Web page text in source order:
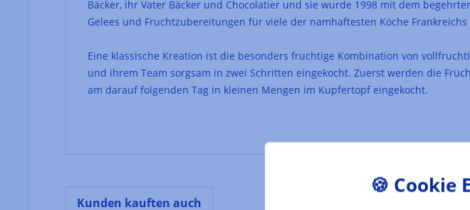
Bäcker, ihr Vater Bäcker und Chocolatier und sie wurde 1998 mit dem
Gelees und Fruchtzubereitungen für viele der namhaftesten Köche
Eine klassische Kreation ist die besonders fruchtige Kombination von
und ihrem Team sorgsam in zwei Schritten eingekocht. Zuerst werden die
am darauf folgenden Tag in kleinen Mengen im Kupfertopf eingekocht.
Kunden kauften auch